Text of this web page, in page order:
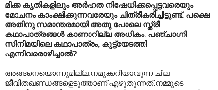
മിക്ക കൃതികളിലും അര്‍ഹത നിഷേധിക്കപ്പെട്ടവരെയും
മോചനം കാംക്ഷിക്കുന്നവരേയും ചിത്രീകരിച്ചിട്ടുണ്ട്. പക്ഷെ
അതിനു സമാന്തരമായി അതു പോലെ സ്ത്രീ
കഥാ‍പാത്രങ്ങള്‍ കാണാറില്ല അധികം. പഞ്ചാഗ്നി
സിനിമയിലെ കഥാപാത്രം, കുട്ട്യേടത്തി
എന്നിവരൊഴിച്ചാല്‍?
അങ്ങനെയൊന്നുമില്ല.നമുക്കറിയാവുന്ന ചില
ജീവിതഖണ്ഡങ്ങളെടുത്താണ് എഴുതുന്നത്.നമ്മുടെ